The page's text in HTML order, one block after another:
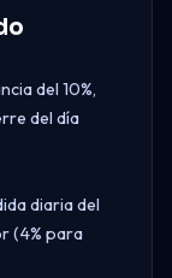
del 10%,
del día
diaria del
(4% para